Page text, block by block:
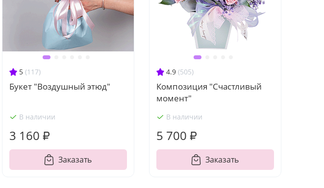
5 (117)
Букет "Воздушный этюд"
В наличии
3 160 ₽
Заказать
4.9 (505)
Композиция "Счастливый
момент"
В наличии
5 700 ₽
Заказать